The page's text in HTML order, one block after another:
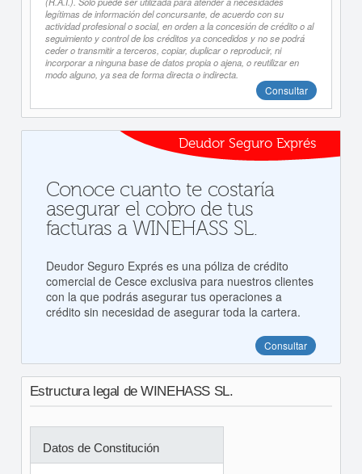
legítimas de información del concursante, de acuerdo con su
actividad profesional o social, en orden a la concesión de crédito o al
seguimiento y control de los créditos ya concedidos y no se podrá
ceder o transmitir a terceros, copiar, duplicar o reproducir, ni
incorporar a ninguna base de datos propia o ajena, o reutilizar en
modo alguno, ya sea de forma directa o indirecta.
Consultar
Deudor Seguro Exprés
Conoce cuanto te costaría
asegurar el cobro de tus
facturas a WINEHASS SL.
Deudor Seguro Exprés es una póliza de crédito
comercial de Cesce exclusiva para nuestros clientes
con la que podrás asegurar tus operaciones a
crédito sin necesidad de asegurar toda la cartera.
Consultar
Estructura legal de WINEHASS SL.
Datos de Constitución